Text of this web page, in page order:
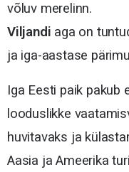
võluv merelinn.
Viljandi aga on
ja iga-aastase
Iga Eesti paik pakub
looduslikke
huvitavaks ja
Aasia ja Ameerika